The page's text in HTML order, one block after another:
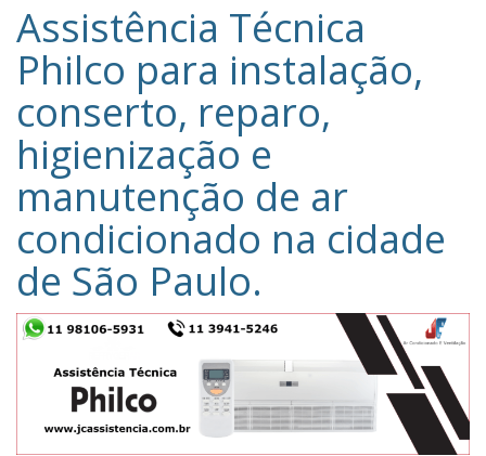
Assistência Técnica
Philco‎ para instalação,
conserto, reparo,
higienização e
manutenção de ar
condicionado na cidade
de São Paulo.